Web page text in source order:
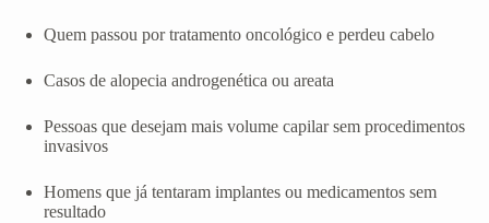
Quem passou por tratamento oncológico e perdeu cabelo
Casos de alopecia androgenética ou areata
Pessoas que desejam mais volume capilar sem procedimentos
invasivos
Homens que já tentaram implantes ou medicamentos sem
resultado